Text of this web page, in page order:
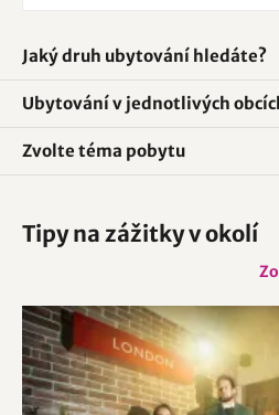
Jaký druh ubytování hledáte?
Ubytování v jednotlivých
Zvolte téma pobytu
Tipy na zážitky v okolí